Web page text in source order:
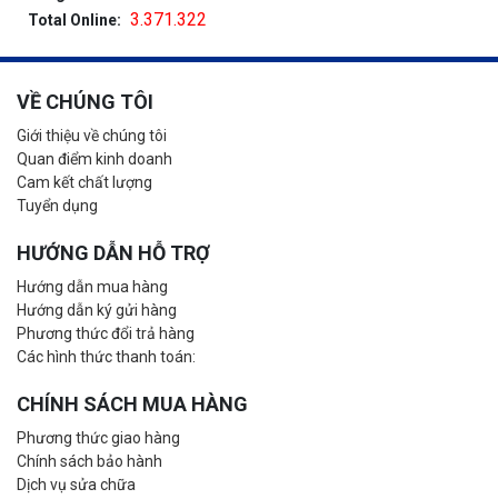
Total Online: 3.371.322
VỀ CHÚNG TÔI
Giới thiệu về chúng tôi
Quan điểm kinh doanh
Cam kết chất lượng
Tuyển dụng
HƯỚNG DẪN HỖ TRỢ
Hướng dẫn mua hàng
Hướng dẫn ký gửi hàng
Phương thức đổi trả hàng
Các hình thức thanh toán:
CHÍNH SÁCH MUA HÀNG
Phương thức giao hàng
Chính sách bảo hành
Dịch vụ sửa chữa